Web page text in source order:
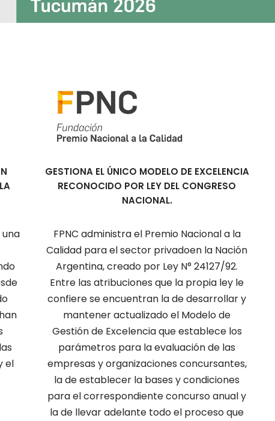
una
el
GESTIONA EL ÚNICO MODELO DE EXCELENCIA
RECONOCIDO POR LEY DEL CONGRESO
NACIONAL.
FPNC administra el Premio Nacional a la
Calidad para el sector privadoen la Nación
Argentina, creado por Ley N° 24127/92.
Entre las atribuciones que la propia ley le
confiere se encuentran la de desarrollar y
mantener actualizado el Modelo de
Gestión de Excelencia que establece los
parámetros para la evaluación de las
empresas y organizaciones concursantes,
la de establecer la bases y condiciones
para el correspondiente concurso anual y
la de llevar adelante todo el proceso que